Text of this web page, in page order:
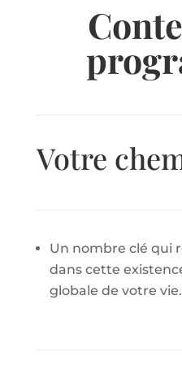
Votre
Un nombre clé qui
dans cette
globale de votre vie.